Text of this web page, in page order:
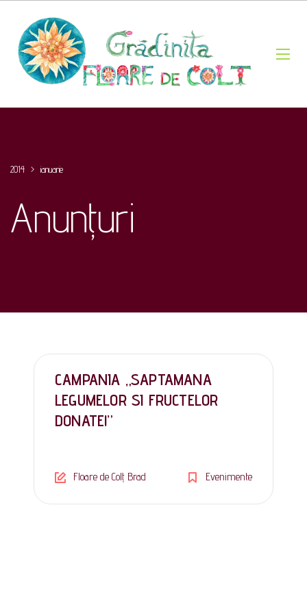
2014 > ianuarie
Anunțuri
CAMPANIA „SAPTAMANA
LEGUMELOR SI FRUCTELOR
DONATE!”
Floare de Colț Brad Evenimente